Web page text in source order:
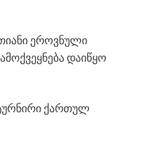
ეროვნული
დაიწყო
ტურნირი ქართულ